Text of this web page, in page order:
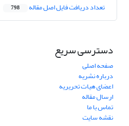
تعداد دریافت فایل اصل مقاله 798
دسترسی سریع
صفحه اصلی
درباره نشریه
اعضای هیات تحریریه
ارسال مقاله
تماس با ما
نقشه سایت